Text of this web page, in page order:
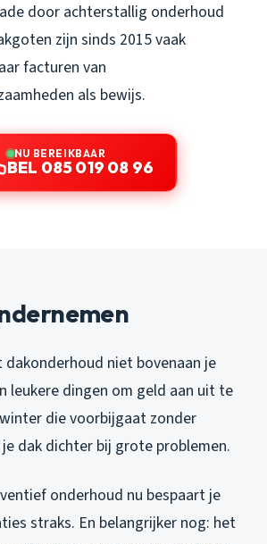
door achterstallig onderhoud
zijn sinds 2015 vaak
facturen van
als bewijs.
NU BEREIKBAAR
BEL 085 019 08 96
dakonderhoud niet bovenaan je
leukere dingen om geld aan uit te
die voorbijgaat zonder
dak dichter bij grote problemen.
onderhoud nu bespaart je
straks. En belangrijker nog: het